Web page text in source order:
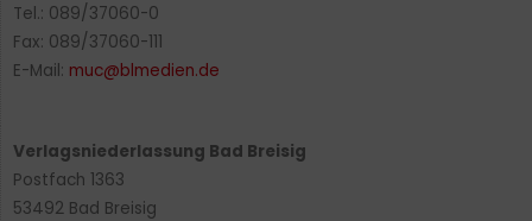
Tel.: 089/37060-0
Fax: 089/37060-111
E-Mail: muc@blmedien.de
Verlagsniederlassung Bad Breisig
Postfach 1363
53492 Bad Breisig